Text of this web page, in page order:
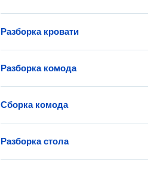
Разборка кровати
Разборка комода
Сборка комода
Разборка стола